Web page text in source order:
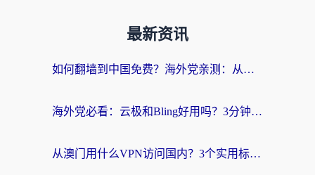
最新资讯
如何翻墙到中国免费？海外党亲测：从踩坑到选对加速器的全攻略
海外党必看：云极和Bling好用吗？3分钟教你选对回国加速器
从澳门用什么VPN访问国内？3个实用标准帮你避开坑，无缝刷剧听歌